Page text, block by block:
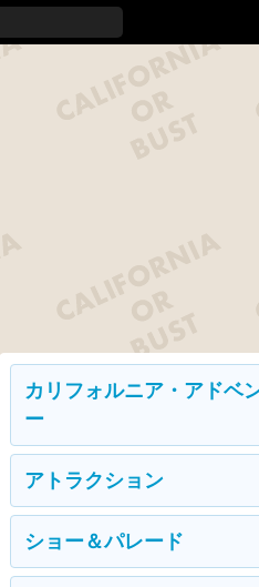
カリフォルニア・アドベ
ー
アトラクション
ショー＆パレード